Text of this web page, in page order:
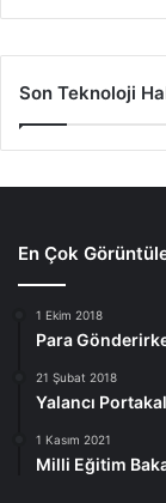
Son Teknoloji
En Çok
1 Ekim 2018
Para
21 Şubat 2018
Yalancı
1 Kasım 2021
Milli Eğitim